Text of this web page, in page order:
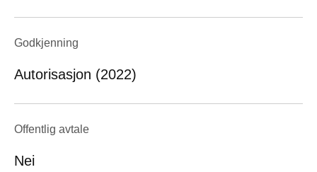
Godkjenning
Autorisasjon (2022)
Offentlig avtale
Nei